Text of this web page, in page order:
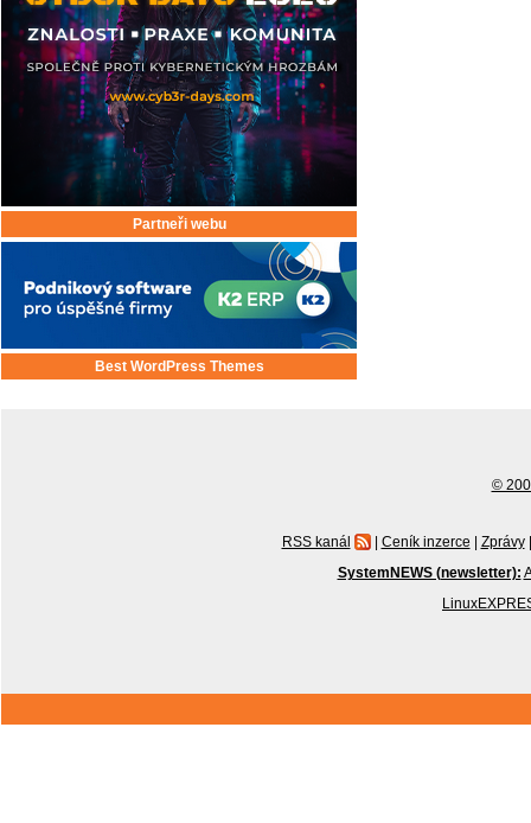
Partneři webu
Best WordPress Themes
©
RSS kanál | Ceník inzerce | Zprávy |
SystemNEWS (newsletter):